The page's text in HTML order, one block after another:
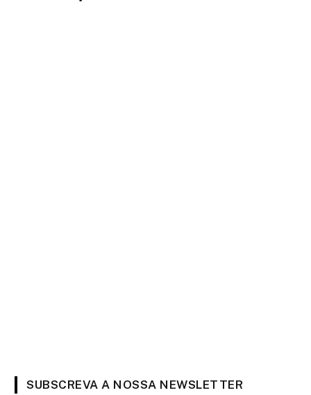
SUBSCREVA A NOSSA NEWSLETTER